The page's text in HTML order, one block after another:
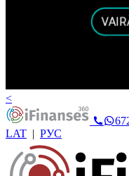
<
LAT | РУС